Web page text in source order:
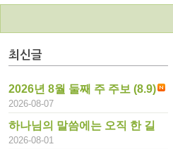
최신글
2026년 8월 둘째 주 주보 (8.9)
2026-08-07
하나님의 말씀에는 오직 한 길
2026-08-01